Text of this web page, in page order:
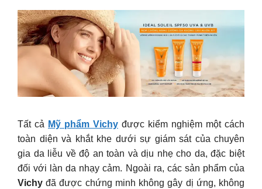
Tất cả Mỹ phẩm Vichy được kiểm nghiệm một cách
toàn diện và khắt khe dưới sự giám sát của chuyên
gia da liễu về độ an toàn và dịu nhẹ cho da, đặc biệt
đối với làn da nhạy cảm. Ngoài ra, các sản phẩm của
Vichy đã được chứng minh không gây dị ứng, không